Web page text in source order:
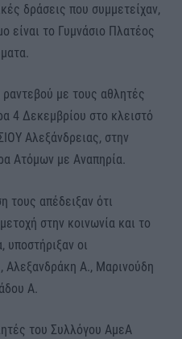
δράσεις που συμμετείχαν,
είναι το Γυμνάσιο Πλατέος
με τους αθλητές
4 Δεκεμβρίου στο κλειστό
Αλεξάνδρειας, στην
Ατόμων με Αναπηρία.
τους απέδειξαν ότι
στην κοινωνία και το
υποστήριξαν οι
Αλεξανδράκη Α., Μαρινούδη
Α.
του Συλλόγου ΑμεΑ